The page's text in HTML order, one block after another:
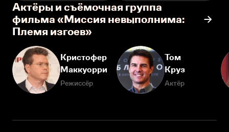
Актёры и съёмочная группа
фильма «Миссия невыполнима:
Племя изгоев»
Кристофер
Маккуорри
Режиссёр
Том
Круз
Актёр